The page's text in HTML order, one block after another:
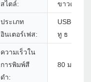
สไตล์: ขาวดำ
ประเภท
อินเตอร์เฟส:
ทู ธ
ความเร็วใน
การพิมพ์สี
ดำ:
80 มม./s